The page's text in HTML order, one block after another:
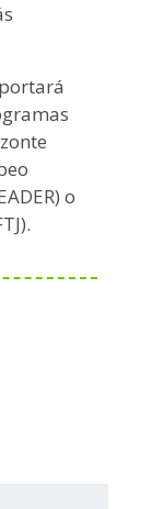
o